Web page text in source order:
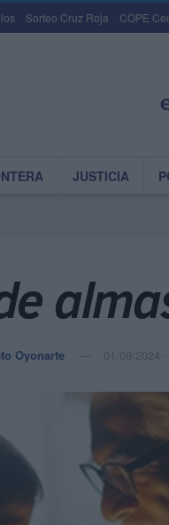
Sorteo Cruz Roja COPE
JUSTICIA
Oyonarte 01/09/2024 -